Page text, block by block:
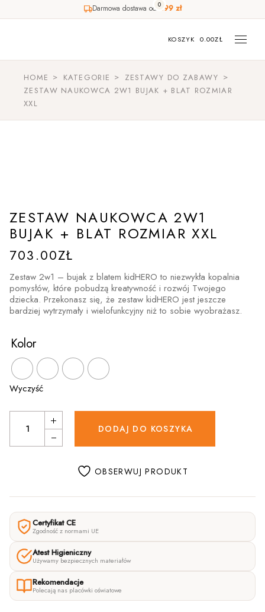
Darmowa dostawa od499 zł
Skip
0
KOSZYK 0.00ZŁ
HOME KATEGORIE
ZESTAWY DO ZABAWY
ZESTAW NAUKOWCA 2W1 BUJAK + BLAT ROZMIAR
XXL
ZESTAW NAUKOWCA 2W1
BUJAK + BLAT ROZMIAR XXL
703.00ZŁ
Zestaw 2w1 – bujak z blatem kidHERO to niezwykła kopalnia
pomysłów, które pobudzą kreatywność i rozwój Twojego
dziecka. Przekonasz się, że zestaw kidHERO jest jeszcze
bardziej wytrzymały i wielofunkcyjny niż to sobie wyobrażasz.
Kolor
Wyczyść
Zestaw Naukowca 2w1 bujak + blat rozmiar XXL quantity
DODAJ DO KOSZYKA
OBSERWUJ PRODUKT
Certyfikat CE
Zgodność z normami UE
Atest Higieniczny
Używamy bezpiecznych materiałów
Rekomendacje
Polecają nas placówki oświatowe